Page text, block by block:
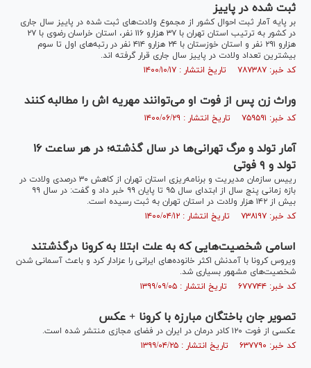
ثبت شده در پاییز
بر پایه آمار ثبت احوال کشور از مجموع ولادت‌های ثبت شده در پاییز سال جاری
در کشور به ترتیب استان تهران با ۳۷ هزارو ۱۱۶ نفر، استان خراسان رضوی با ۲۷
هزارو ۲۹۱ نفر و استان خوزستان با ۲۴ هزارو ۴۱۴ نفر در رتبه‌های اول تا سوم
بیشترین تعداد ولادت در پاییز سال جاری قرار گرفته اند.
کد خبر: ۷۸۷۳۸۷ تاریخ انتشار : ۱۴۰۰/۱۰/۱۷
وراث زن پس از فوت او می‌توانند مهریه اش را مطالبه کنند
کد خبر: ۷۵۹۵۹۱ تاریخ انتشار : ۱۴۰۰/۰۶/۲۹
آمار تولد و مرگ تهرانی‌ها در سال گذشته؛ در هر ساعت ۱۶
تولد و ۹ فوتی
رییس سازمان مدیریت و برنامه‌ریزی استان تهران از کاهش ۳۰ درصدی ولادت در
بازه زمانی پنج سال از ابتدای سال ۹۵ تا پایان ۹۹ خبر داد و گفت: در سال ۹۹
بیش از ۱۴۲ هزار ولادت در استان تهران به ثبت رسیده است.
کد خبر: ۷۳۸۱۹۷ تاریخ انتشار : ۱۴۰۰/۰۴/۱۲
اسامی شخصیت‌هایی که به علت ابتلا به کرونا درگذشتند
ویروس کرونا با آمدنش اکثر خانوده‌های ایرانی را عزادار کرد و باعث آسمانی شدن
شخصیت‌های مشهور بسیاری شد.
کد خبر: ۶۷۷۷۴۴ تاریخ انتشار : ۱۳۹۹/۰۹/۰۵
تصویر جان باختگان مبارزه با کرونا + عکس
عکسی از فوت ۱۲۰ کادر درمان در ایران در فضای مجازی منتشر شده است.
کد خبر: ۶۳۷۷۹۰ تاریخ انتشار : ۱۳۹۹/۰۴/۲۵